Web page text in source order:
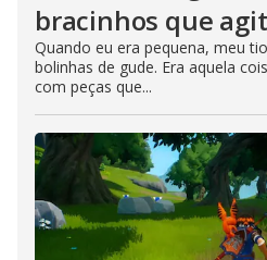
bracinhos que
Quando eu era pequena, meu
bolinhas de gude. Era aquela
com peças que...